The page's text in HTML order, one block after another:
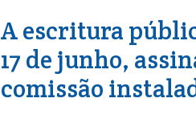
A escritura
17 de junho,
comissão